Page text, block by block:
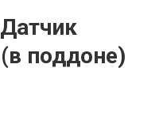
поддоне)